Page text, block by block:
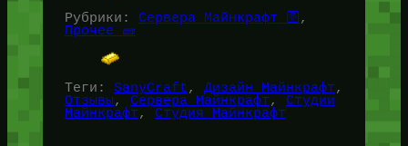
Рубрики: Сервера Майнкрафт 🛜
Прочее 🧱
Теги: SanyCraft, Дизайн Майнкрафт
Отзывы, Сервера Майнкрафт, Студии
Майнкрафт, Студия Майнкрафт